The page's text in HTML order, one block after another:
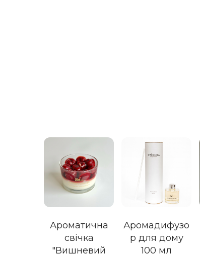
Ароматична
свічка
"Вишневий
Аромадифузо
р для дому
100 мл